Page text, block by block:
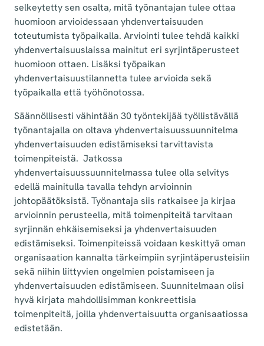
selkeytetty sen osalta, mitä työnantajan tulee ottaa
huomioon arvioidessaan yhdenvertaisuuden
toteutumista työpaikalla. Arviointi tulee tehdä kaikki
yhdenvertaisuuslaissa mainitut eri syrjintäperusteet
huomioon ottaen. Lisäksi työpaikan
yhdenvertaisuustilannetta tulee arvioida sekä
työpaikalla että työhönotossa.
Säännöllisesti vähintään 30 työntekijää työllistävällä
työnantajalla on oltava yhdenvertaisuussuunnitelma
yhdenvertaisuuden edistämiseksi tarvittavista
toimenpiteistä. Jatkossa
yhdenvertaisuussuunnitelmassa tulee olla selvitys
edellä mainitulla tavalla tehdyn arvioinnin
johtopäätöksistä. Työnantaja siis ratkaisee ja kirjaa
arvioinnin perusteella, mitä toimenpiteitä tarvitaan
syrjinnän ehkäisemiseksi ja yhdenvertaisuuden
edistämiseksi. Toimenpiteissä voidaan keskittyä oman
organisaation kannalta tärkeimpiin syrjintäperusteisiin
sekä niihin liittyvien ongelmien poistamiseen ja
yhdenvertaisuuden edistämiseen. Suunnitelmaan olisi
hyvä kirjata mahdollisimman konkreettisia
toimenpiteitä, joilla yhdenvertaisuutta organisaatiossa
edistetään.